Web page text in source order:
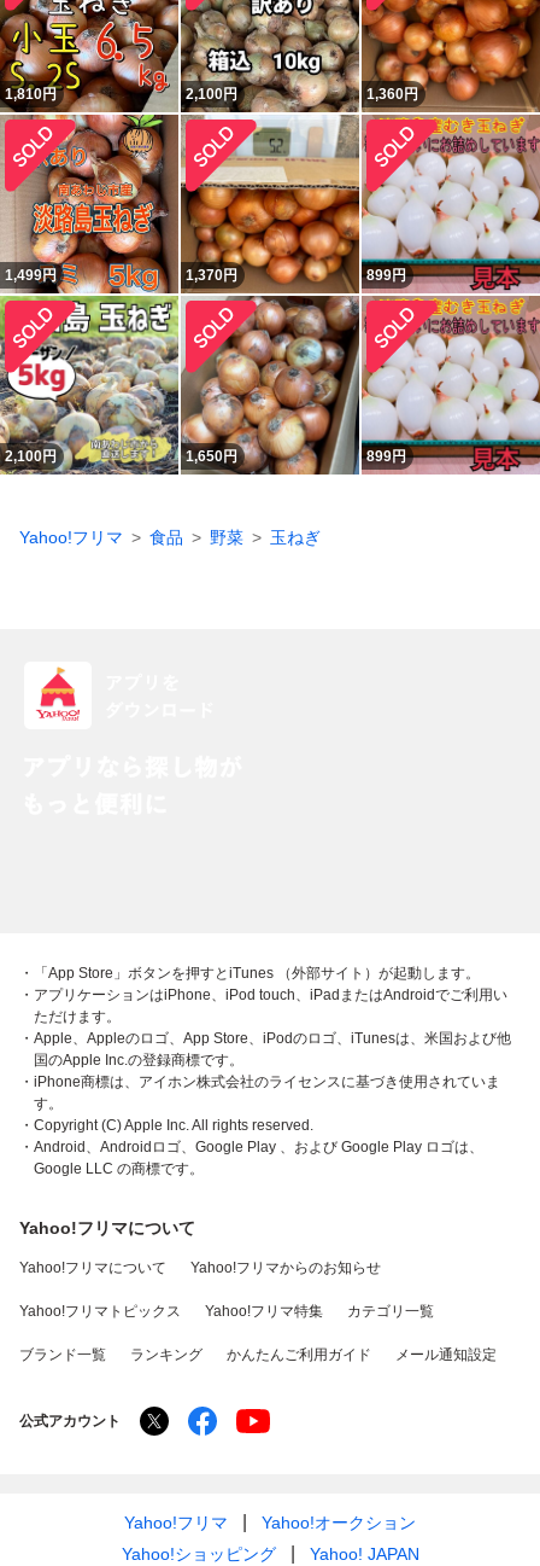
1,810円 2,100円 1,360円
1,499円 1,370円 899円
2,100円 1,650円 899円
Yahoo!フリマ 食品 野菜 玉ねぎ
・「App Store」ボタンを押すとiTunes （外部サイト）が起動します。
・アプリケーションはiPhone、iPod touch、iPadまたはAndroidでご利用い
ただけます。
・Apple、Appleのロゴ、App Store、iPodのロゴ、iTunesは、米国および他
国のApple Inc.の登録商標です。
・iPhone商標は、アイホン株式会社のライセンスに基づき使用されていま
す。
・Copyright (C) Apple Inc. All rights reserved.
・Android、Androidロゴ、Google Play 、および Google Play ロゴは、
Google LLC の商標です。
Yahoo!フリマについて
Yahoo!フリマについて Yahoo!フリマからのお知らせ
Yahoo!フリマトピックス Yahoo!フリマ特集 カテゴリ一覧
ブランド一覧 ランキング かんたんご利用ガイド メール通知設定
公式アカウント
Yahoo!フリマ
Yahoo!オークション
Yahoo!ショッピング
Yahoo! JAPAN